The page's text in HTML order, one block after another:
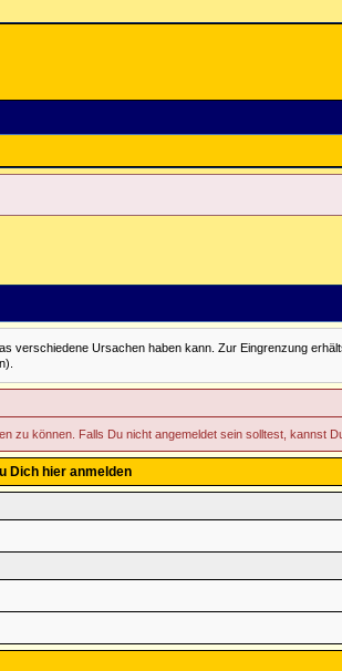
verschiedene Ursachen haben kann. Zur Eingrenzung
zu können. Falls Du nicht angemeldet sein solltest, kannst
Dich hier anmelden